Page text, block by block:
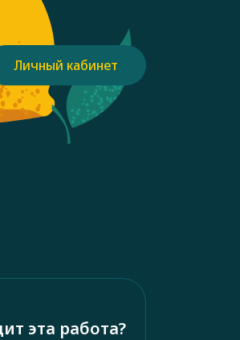
Личный кабинет
эта работа?